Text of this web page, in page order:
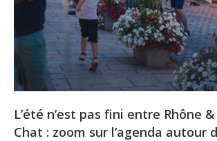
L’été n’est pas fini entre Rhône
Chat : zoom sur l’agenda autour